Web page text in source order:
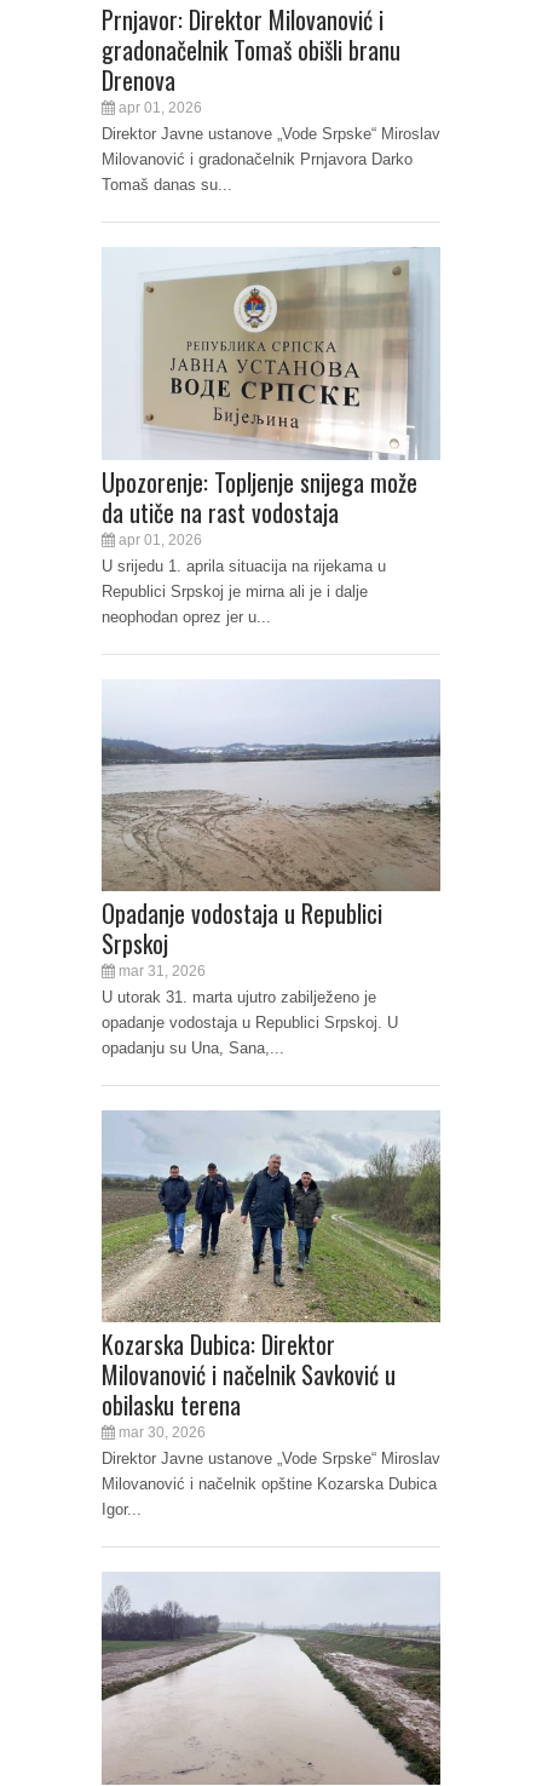
Prnjavor: Direktor Milovanović i
gradonačelnik Tomaš obišli branu
Drenova
apr 01, 2026
Direktor Javne ustanove „Vode Srpske“ Miroslav
Milovanović i gradonačelnik Prnjavora Darko
Tomaš danas su...
Upozorenje: Topljenje snijega može
da utiče na rast vodostaja
apr 01, 2026
U srijedu 1. aprila situacija na rijekama u
Republici Srpskoj je mirna ali je i dalje
neophodan oprez jer u...
Opadanje vodostaja u Republici
Srpskoj
mar 31, 2026
U utorak 31. marta ujutro zabilježeno je
opadanje vodostaja u Republici Srpskoj. U
opadanju su Una, Sana,...
Kozarska Dubica: Direktor
Milovanović i načelnik Savković u
obilasku terena
mar 30, 2026
Direktor Javne ustanove „Vode Srpske“ Miroslav
Milovanović i načelnik opštine Kozarska Dubica
Igor...